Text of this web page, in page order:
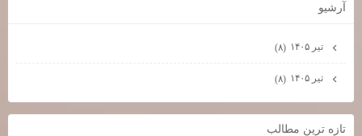
آرشيو
تیر ۱۴۰۵ (۸)
تیر ۱۴۰۵ (۸)
تازه ترين مطالب